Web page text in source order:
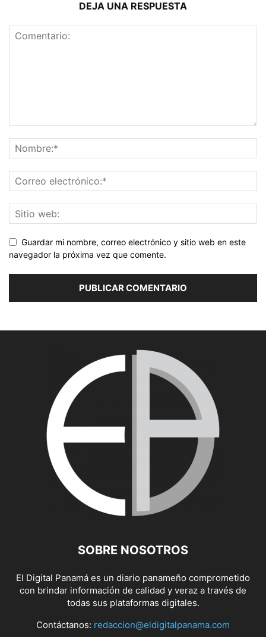
DEJA UNA RESPUESTA
Guardar mi nombre, correo electrónico y sitio web en este
navegador la próxima vez que comente.
SOBRE NOSOTROS
El Digital Panamá es un diario panameño comprometido
con brindar información de calidad y veraz a través de
todas sus plataformas digitales.
Contáctanos: redaccion@eldigitalpanama.com